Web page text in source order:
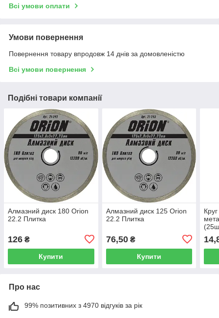
Всі умови оплати
Умови повернення
Повернення товару впродовж 14 днів за домовленістю
Всі умови повернення
Подібні товари компанії
Алмазний диск 180 Orion
22.2 Плитка
126 ₴
Купити
Алмазний диск 125 Orion
22.2 Плитка
76,50₴
Купити
Про нас
99% позитивних з 4970 відгуків за рік